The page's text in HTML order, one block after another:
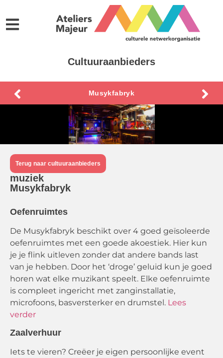
Cultuuraanbieders
Musykfabryk
Terug naar cultuuraanbieders
muziek
Musykfabryk
Oefenruimtes
De Musykfabryk beschikt over 4 goed geïsoleerde
oefenruimtes met een goede akoestiek. Hier kun
je je flink uitleven zonder dat andere bands last
van je hebben. Door het ‘droge’ geluid kun je goed
horen wat elke muzikant speelt. Elke oefenruimte
is compleet ingericht met zanginstallatie,
microfoons, basversterker en drumstel. Lees
verder
Zaalverhuur
Iets te vieren? Creëer je eigen persoonlijke event